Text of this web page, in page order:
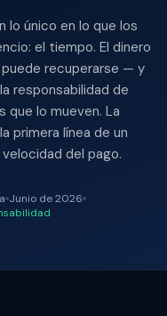
lo único en lo que los
el tiempo. El dinero
puede recuperarse — y
responsabilidad de
que lo mueven. La
primera línea de un
del pago.
Junio de 2026